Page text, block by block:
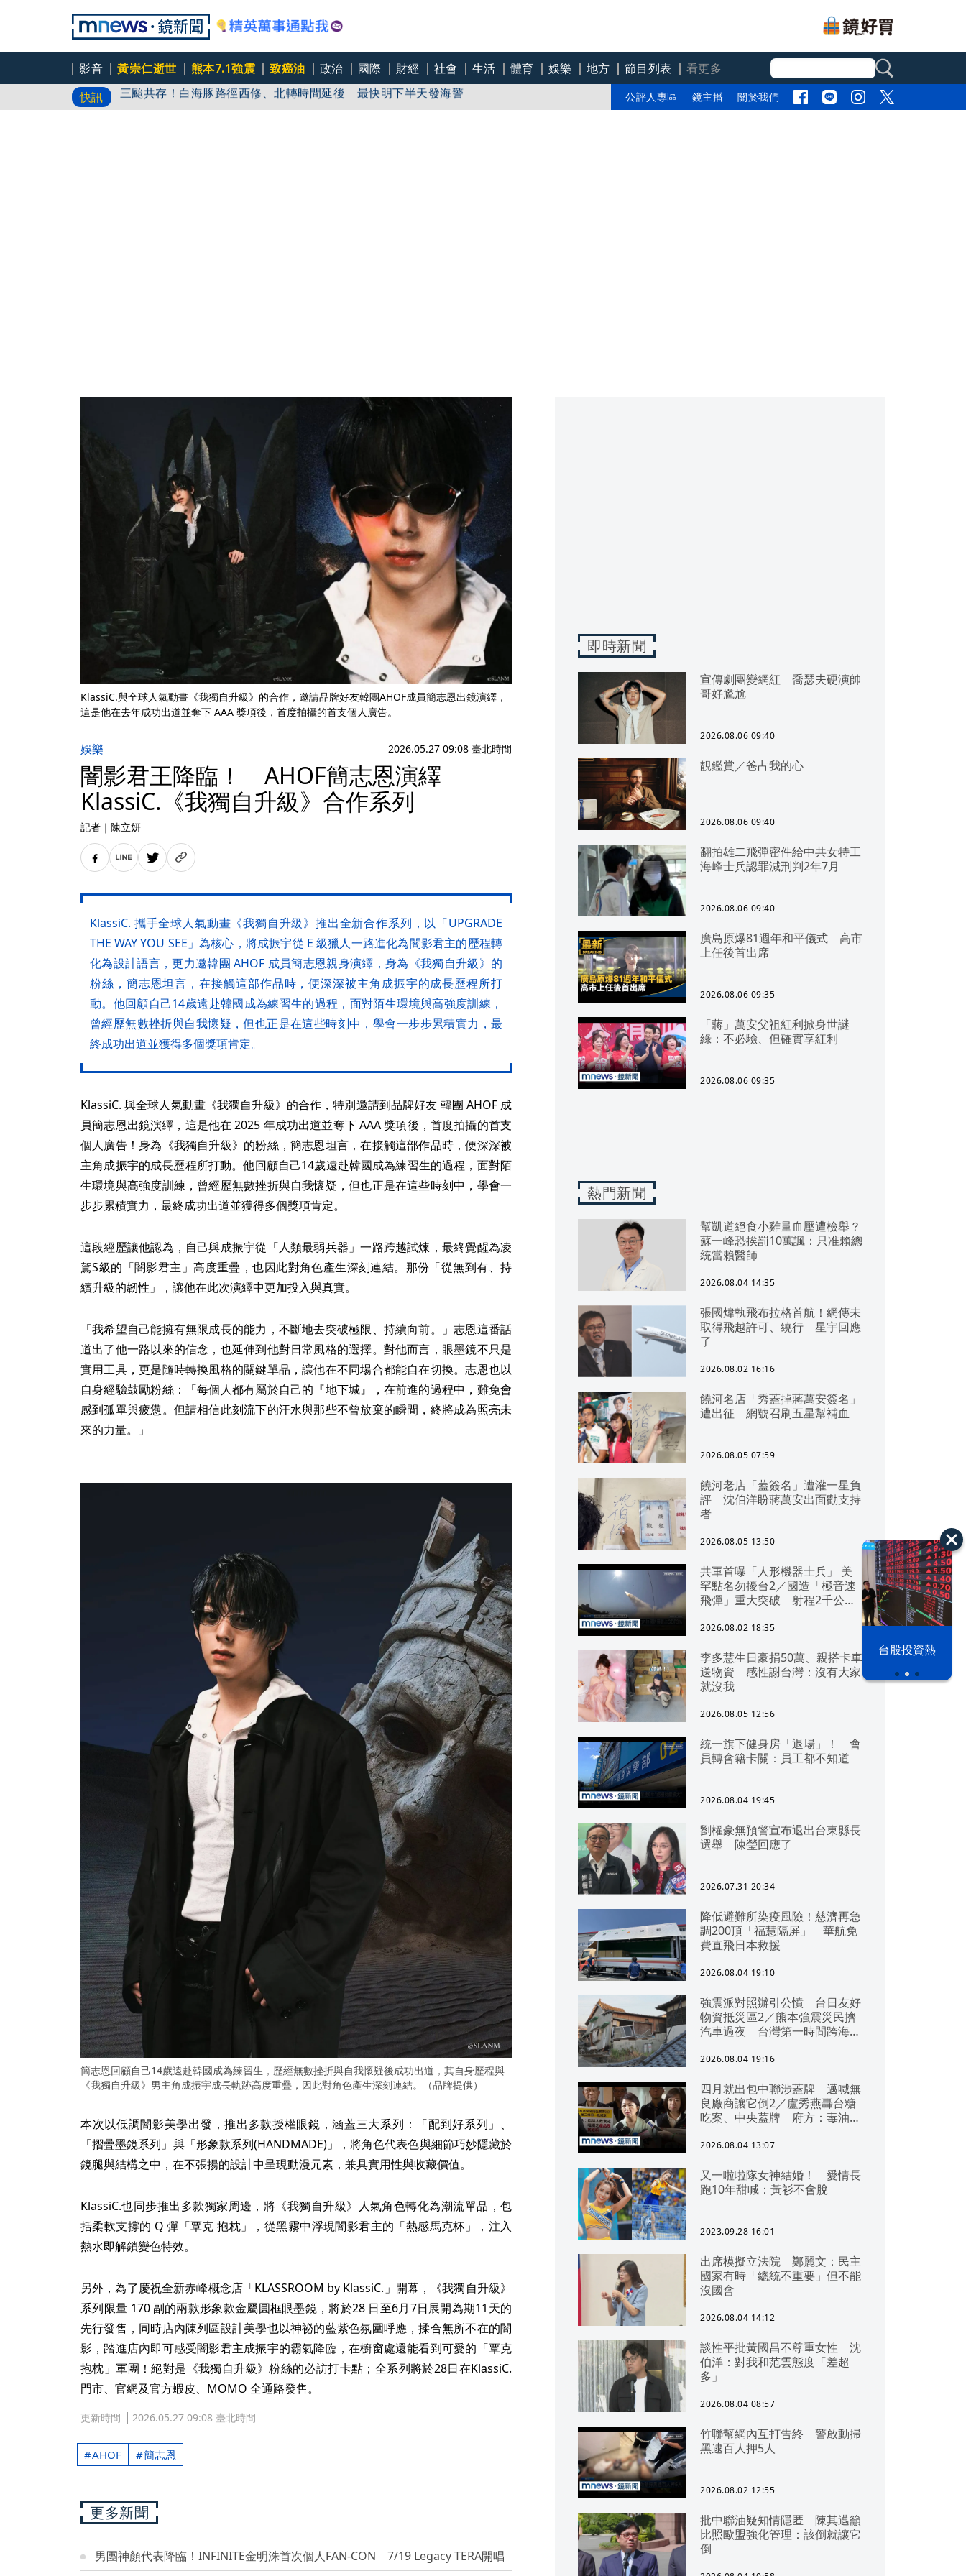
影音 黃崇仁逝世 熊本7.1強震 致癌油 政治 國際 財經 社會 生活 體育 娛樂 地方 節目列表
看更多
快訊
三颱共存！白海豚路徑西修、北轉時間延後 最快明下半天發海警
無端捲入選舉被刷負評 北市老店白漆蓋「沈、蔣」兩人簽名
公評人專區 鏡主播 關於我們
之下
台股投資熱
KlassiC.與全球人氣動畫《我獨自升級》的合作，邀請品牌好友韓團AHOF成員簡志恩出鏡演繹，
這是他在去年成功出道並奪下 AAA 獎項後，首度拍攝的首支個人廣告。
娛樂 2026.05.27 09:08 臺北時間
闇影君王降臨！ AHOF簡志恩演繹
KlassiC.《我獨自升級》合作系列
記者 ｜ 陳立妍
KlassiC. 攜手全球人氣動畫《我獨自升級》推出全新合作系列，以「UPGRADE
THE WAY YOU SEE」為核心，將成振宇從 E 級獵人一路進化為闇影君主的歷程轉
化為設計語言，更力邀韓團 AHOF 成員簡志恩親身演繹，身為《我獨自升級》的
粉絲，簡志恩坦言，在接觸這部作品時，便深深被主角成振宇的成長歷程所打
動。他回顧自己14歲遠赴韓國成為練習生的過程，面對陌生環境與高強度訓練，
曾經歷無數挫折與自我懷疑，但也正是在這些時刻中，學會一步步累積實力，最
終成功出道並獲得多個獎項肯定。
KlassiC. 與全球人氣動畫《我獨自升級》的合作，特別邀請到品牌好友 韓團 AHOF 成
員簡志恩出鏡演繹，這是他在 2025 年成功出道並奪下 AAA 獎項後，首度拍攝的首支
個人廣告！身為《我獨自升級》的粉絲，簡志恩坦言，在接觸這部作品時，便深深被
主角成振宇的成長歷程所打動。他回顧自己14歲遠赴韓國成為練習生的過程，面對陌
生環境與高強度訓練，曾經歷無數挫折與自我懷疑，但也正是在這些時刻中，學會一
步步累積實力，最終成功出道並獲得多個獎項肯定。
這段經歷讓他認為，自己與成振宇從「人類最弱兵器」一路跨越試煉，最終覺醒為凌
駕S級的「闇影君主」高度重疊，也因此對角色產生深刻連結。那份「從無到有、持
續升級的韌性」，讓他在此次演繹中更加投入與真實。
「我希望自己能擁有無限成長的能力，不斷地去突破極限、持續向前。」志恩這番話
道出了他一路以來的信念，也延伸到他對日常風格的選擇。對他而言，眼墨鏡不只是
實用工具，更是隨時轉換風格的關鍵單品，讓他在不同場合都能自在切換。志恩也以
自身經驗鼓勵粉絲：「每個人都有屬於自己的『地下城』，在前進的過程中，難免會
感到孤單與疲憊。但請相信此刻流下的汗水與那些不曾放棄的瞬間，終將成為照亮未
來的力量。」
簡志恩回顧自己14歲遠赴韓國成為練習生，歷經無數挫折與自我懷疑後成功出道，其自身歷程與
《我獨自升級》男主角成振宇成長軌跡高度重疊，因此對角色產生深刻連結。（品牌提供）
本次以低調闇影美學出發，推出多款授權眼鏡，涵蓋三大系列：「配到好系列」、
「摺疊墨鏡系列」與「形象款系列(HANDMADE)」，將角色代表色與細節巧妙隱藏於
鏡腿與結構之中，在不張揚的設計中呈現動漫元素，兼具實用性與收藏價值。
KlassiC.也同步推出多款獨家周邊，將《我獨自升級》人氣角色轉化為潮流單品，包
括柔軟支撐的 Q 彈「覃克 抱枕」，從黑霧中浮現闇影君主的「熱感馬克杯」，注入
熱水即解鎖變色特效。
另外，為了慶祝全新赤峰概念店「KLASSROOM by KlassiC.」開幕，《我獨自升級》
系列限量 170 副的兩款形象款金屬圓框眼墨鏡，將於28 日至6月7日展開為期11天的
先行發售，同時店內陳列區設計美學也以神祕的藍紫色氛圍呼應，揉合無所不在的闇
影，踏進店內即可感受闇影君主成振宇的霸氣降臨，在櫥窗處還能看到可愛的「覃克
抱枕」軍團！絕對是《我獨自升級》粉絲的必訪打卡點；全系列將於28日在KlassiC.
門市、官網及官方蝦皮、MOMO 全通路發售。
更新時間 2026.05.27 09:08 臺北時間
AHOF 簡志恩
更多新聞
男團神顏代表降臨！INFINITE金明洙首次個人FAN-CON 7/19 Legacy TERA開唱
即時新聞
宣傳劇團變網紅 喬瑟夫硬演帥
哥好尷尬
2026.08.06 09:40
靚鑑賞／爸占我的心
2026.08.06 09:40
翻拍雄二飛彈密件給中共女特工
海峰士兵認罪減刑判2年7月
2026.08.06 09:40
廣島原爆81週年和平儀式 高市
上任後首出席
2026.08.06 09:35
「蔣」萬安父祖紅利掀身世謎
綠：不必驗、但確實享紅利
2026.08.06 09:35
熱門新聞
幫凱道絕食小雞量血壓遭檢舉？
蘇一峰恐挨罰10萬諷：只准賴總
統當賴醫師
2026.08.04 14:35
張國煒執飛布拉格首航！網傳未
取得飛越許可、繞行 星宇回應
了
2026.08.02 16:16
饒河名店「秀蓋掉蔣萬安簽名」
遭出征 網號召刷五星幫補血
2026.08.05 07:59
饒河老店「蓋簽名」遭灌一星負
評 沈伯洋盼蔣萬安出面勸支持
者
2026.08.05 13:50
共軍首曝「人形機器士兵」 美
罕點名勿擾台2／國造「極音速
飛彈」重大突破 射程2千公里
2026.08.02 18:35
李多慧生日豪捐50萬、親搭卡車
送物資 感性謝台灣：沒有大家
就沒我
2026.08.05 12:56
統一旗下健身房「退場」！ 會
員轉會籍卡關：員工都不知道
2026.08.04 19:45
劉櫂豪無預警宣布退出台東縣長
選舉 陳瑩回應了
2026.07.31 20:34
降低避難所染疫風險！慈濟再急
調200頂「福慧隔屏」 華航免
費直飛日本救援
2026.08.04 19:10
強震派對照辦引公憤 台日友好
物資抵災區2／熊本強震災民擠
汽車過夜 台灣第一時間跨海急
2026.08.04 19:16
四月就出包中聯涉蓋牌 邁喊無
良廠商讓它倒2／盧秀燕轟台糖
吃案、中央蓋牌 府方：毒油一
2026.08.04 13:07
又一啦啦隊女神結婚！ 愛情長
跑10年甜喊：黃衫不會脫
2023.09.28 16:01
出席模擬立法院 鄭麗文：民主
國家有時「總統不重要」但不能
沒國會
2026.08.04 14:12
談性平批黃國昌不尊重女性 沈
伯洋：對我和范雲態度「差超
多」
2026.08.04 08:57
竹聯幫網內互打告終 警啟動掃
黑逮百人押5人
2026.08.02 12:55
批中聯油疑知情隱匿 陳其邁籲
比照歐盟強化管理：該倒就讓它
倒